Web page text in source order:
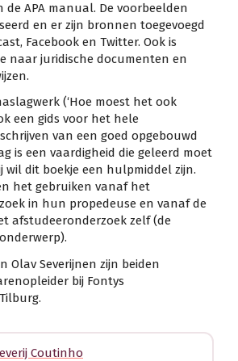
de APA manual. De voorbeelden
en er zijn bronnen toegevoegd
Facebook en Twitter. Ook is
naar juridische documenten en
(‘Hoe moest het ook
een gids voor het hele
van een goed opgebouwd
is een vaardigheid die geleerd moet
wil dit boekje een hulpmiddel zijn.
het gebruiken vanaf het
in hun propedeuse en vanaf de
afstudeeronderzoek zelf (de
Olav Severijnen zijn beiden
bij Fontys
Coutinho